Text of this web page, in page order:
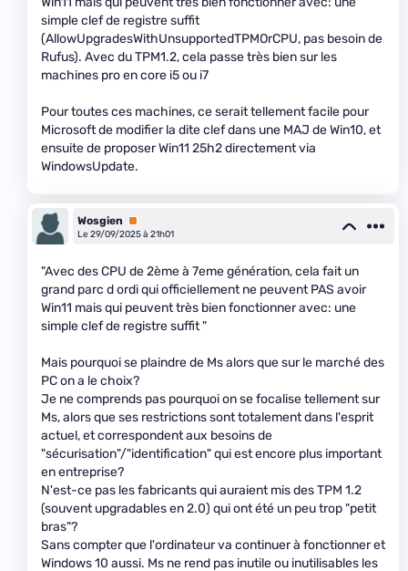
simple clef de registre suffit
(AllowUpgradesWithUnsupportedTPMOrCPU, pas besoin de
Rufus). Avec du TPM1.2, cela passe très bien sur les
machines pro en core i5 ou i7
Pour toutes ces machines, ce serait tellement facile pour
Microsoft de modifier la dite clef dans une MAJ de Win10, et
ensuite de proposer Win11 25h2 directement via
WindowsUpdate.
Wosgien
Premium
Le 29/09/2025 à 21h01
"Avec des CPU de 2ème à 7eme génération, cela fait un
grand parc d ordi qui officiellement ne peuvent PAS avoir
Win11 mais qui peuvent très bien fonctionner avec: une
simple clef de registre suffit "
Mais pourquoi se plaindre de Ms alors que sur le marché des
PC on a le choix?
Je ne comprends pas pourquoi on se focalise tellement sur
Ms, alors que ses restrictions sont totalement dans l'esprit
actuel, et correspondent aux besoins de
"sécurisation"/"identification" qui est encore plus important
en entreprise?
N'est-ce pas les fabricants qui auraient mis des TPM 1.2
(souvent upgradables en 2.0) qui ont été un peu trop "petit
bras"?
Sans compter que l'ordinateur va continuer à fonctionner et
Windows 10 aussi. Ms ne rend pas inutile ou inutilisables les